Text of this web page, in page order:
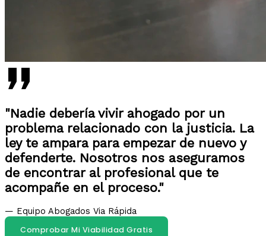
"Nadie debería vivir ahogado por un
problema relacionado con la justicia. La
ley te ampara para empezar de nuevo y
defenderte. Nosotros nos aseguramos
de encontrar al profesional que te
acompañe en el proceso."
— Equipo Abogados Via Rápida
Comprobar Mi Viabilidad Gratis